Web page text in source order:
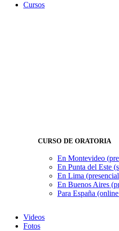
Cursos
CURSO DE ORATORIA
En Montevideo
En Punta del Este
En Lima
En Buenos Aires
Para España
Videos
Fotos